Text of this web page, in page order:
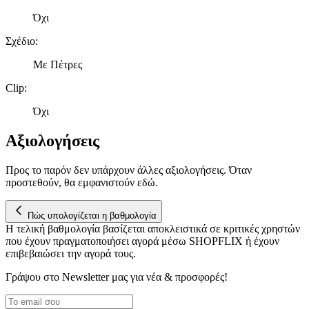
Όχι
Σχέδιο:
Με Πέτρες
Clip:
Όχι
Αξιολογήσεις
Προς το παρόν δεν υπάρχουν άλλες αξιολογήσεις. Όταν
προστεθούν, θα εμφανιστούν εδώ.
Πώς υπολογίζεται η βαθμολογία
Η τελική βαθμολογία βασίζεται αποκλειστικά σε κριτικές χρηστών
που έχουν πραγματοποιήσει αγορά μέσω SHOPFLIX ή έχουν
επιβεβαιώσει την αγορά τους.
Γράψου στο Νewsletter μας για νέα & προσφορές!